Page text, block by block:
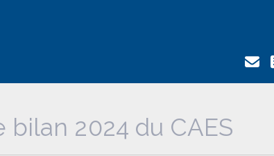
bilan 2024 du CAES